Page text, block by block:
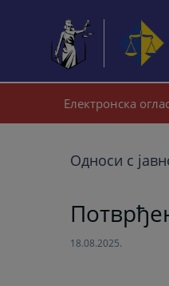
Електронска
Односи с
18.08.2025.